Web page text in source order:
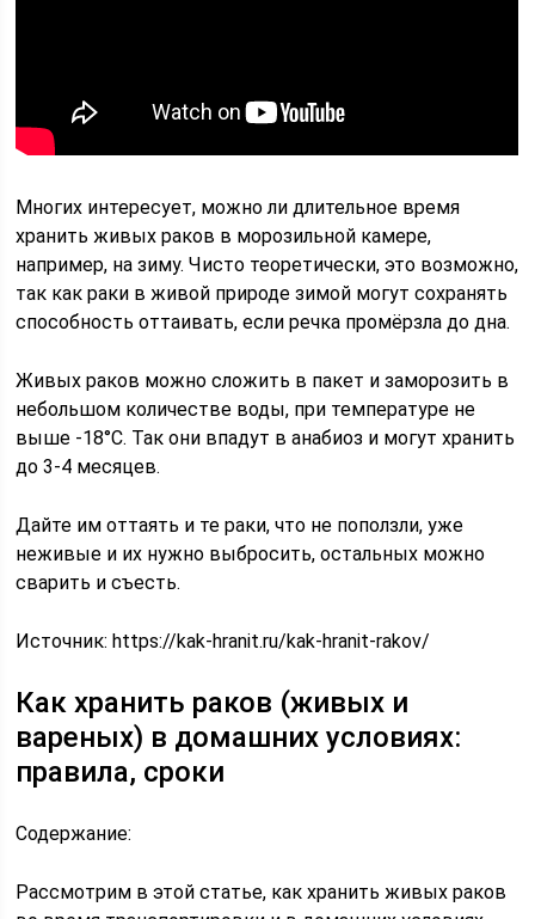
Многих интересует, можно ли длительное время
хранить живых раков в морозильной камере,
например, на зиму. Чисто теоретически, это возможно,
так как раки в живой природе зимой могут сохранять
способность оттаивать, если речка промёрзла до дна.
Живых раков можно сложить в пакет и заморозить в
небольшом количестве воды, при температуре не
выше -18°С. Так они впадут в анабиоз и могут хранить
до 3-4 месяцев.
Дайте им оттаять и те раки, что не поползли, уже
неживые и их нужно выбросить, остальных можно
сварить и съесть.
Источник:https://kak-hranit.ru/kak-hranit-rakov/
Как хранить раков (живых и
вареных) в домашних условиях:
правила, сроки
Содержание:
Рассмотрим в этой статье, как хранить живых раков